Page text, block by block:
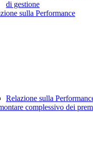
di gestione
sulla Performance
Relazione sulla
complessivo dei